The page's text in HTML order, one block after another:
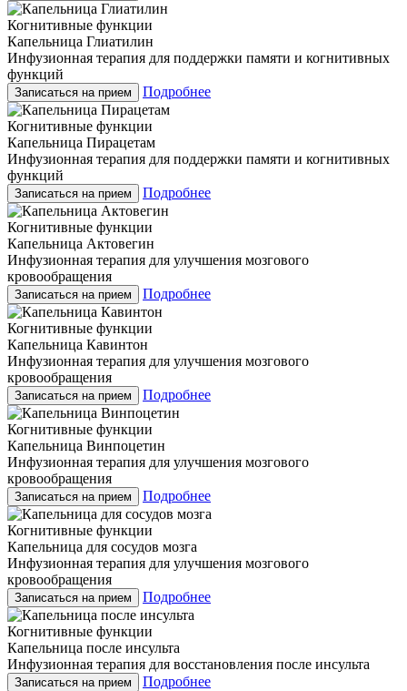
Когнитивные функции
Капельница Глиатилин
Инфузионная терапия для поддержки памяти и когнитивных
функций
Записаться на прием Подробнее
Когнитивные функции
Капельница Пирацетам
Инфузионная терапия для поддержки памяти и когнитивных
функций
Записаться на прием Подробнее
Когнитивные функции
Капельница Актовегин
Инфузионная терапия для улучшения мозгового
кровообращения
Записаться на прием Подробнее
Когнитивные функции
Капельница Кавинтон
Инфузионная терапия для улучшения мозгового
кровообращения
Записаться на прием Подробнее
Когнитивные функции
Капельница Винпоцетин
Инфузионная терапия для улучшения мозгового
кровообращения
Записаться на прием Подробнее
Когнитивные функции
Капельница для сосудов мозга
Инфузионная терапия для улучшения мозгового
кровообращения
Записаться на прием Подробнее
Когнитивные функции
Капельница после инсульта
Инфузионная терапия для восстановления после инсульта
Записаться на прием
Подробнее